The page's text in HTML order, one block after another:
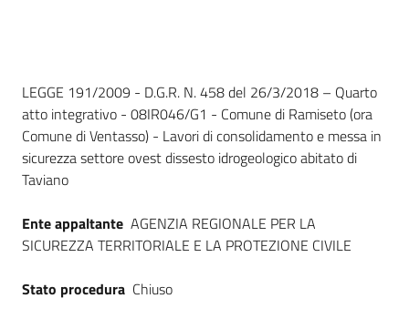
site
Seguici
Dati del bando
LEGGE 191/2009 - D.G.R. N. 458 del 26/3/2018 – Quarto
atto integrativo - 08IR046/G1 - Comune di Ramiseto (ora
Comune di Ventasso) - Lavori di consolidamento e messa in
sicurezza settore ovest dissesto idrogeologico abitato di
Taviano
Ente appaltante AGENZIA REGIONALE PER LA
SICUREZZA TERRITORIALE E LA PROTEZIONE CIVILE
Stato procedura Chiuso